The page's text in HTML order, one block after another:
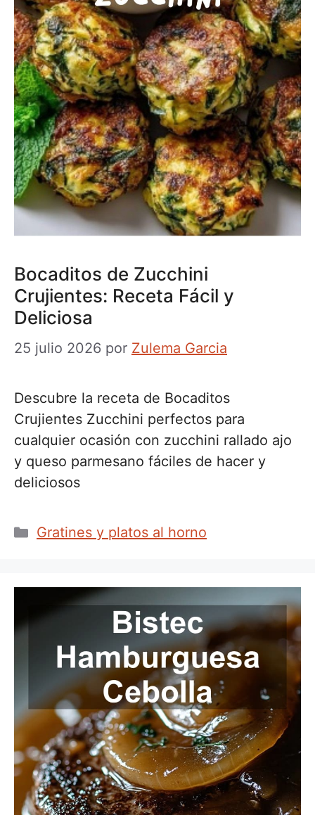
Bocaditos de Zucchini
Crujientes: Receta Fácil y
Deliciosa
25 julio 2026 por Zulema Garcia
Descubre la receta de Bocaditos
Crujientes Zucchini perfectos para
cualquier ocasión con zucchini rallado ajo
y queso parmesano fáciles de hacer y
deliciosos
Categorías
Gratines y platos al horno